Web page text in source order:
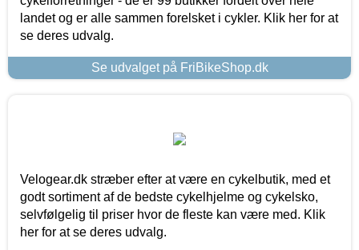
landet og er alle sammen forelsket i cykler. Klik her for at
se deres udvalg.
Se udvalget på FriBikeShop.dk
Velogear.dk stræber efter at være en cykelbutik, med et
godt sortiment af de bedste cykelhjelme og cykelsko,
selvfølgelig til priser hvor de fleste kan være med. Klik
her for at se deres udvalg.